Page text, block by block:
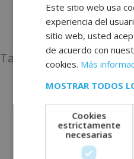
diciembre.
LOCALIZACIÓN: Calle
Tareas a realizar
Recepción de llamadas.
Recepción paquetería.
Atención al cliente.
Resolución de incidencias.
Este sitio web usa
experiencia del
sitio web, usted
de acuerdo con
cookies. Más
MOSTRAR TODOS
Cookies
estrictamente
necesarias